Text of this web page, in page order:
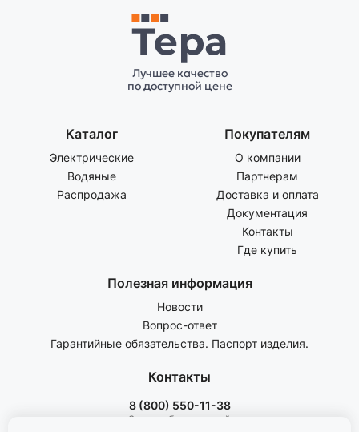
Лучшее качество
по доступной цене
Каталог
Электрические
Водяные
Распродажа
Покупателям
О компании
Партнерам
Доставка и оплата
Документация
Контакты
Где купить
Полезная информация
Новости
Вопрос-ответ
Гарантийные обязательства. Паспорт изделия.
Контакты
8 (800) 550-11-38
Звонок бесплатный